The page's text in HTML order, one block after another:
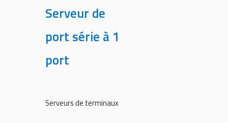
Serveur de
port série à 1
port
Serveurs de terminaux